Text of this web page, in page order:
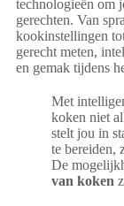
technologieën om
gerechten. Van
kookinstellingen
gerecht meten,
en gemak tijdens
Met
koken niet
stelt jou in
te bereiden,
De
van koken